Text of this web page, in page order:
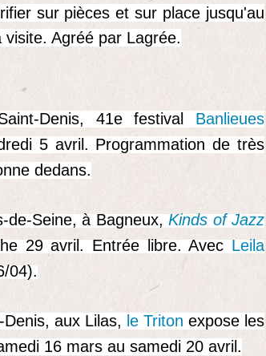
sur pièces et sur place jusqu'au
visite. Agréé par Lagrée.
Denis, 41e festival Banlieues
5 avril. Programmation de très
dedans.
de-Seine, à Bagneux,Kinds of Jazz
29 avril. Entrée libre. AvecLeila
04).
aux Lilas, le Triton expose les
16 mars au samedi 20 avril.